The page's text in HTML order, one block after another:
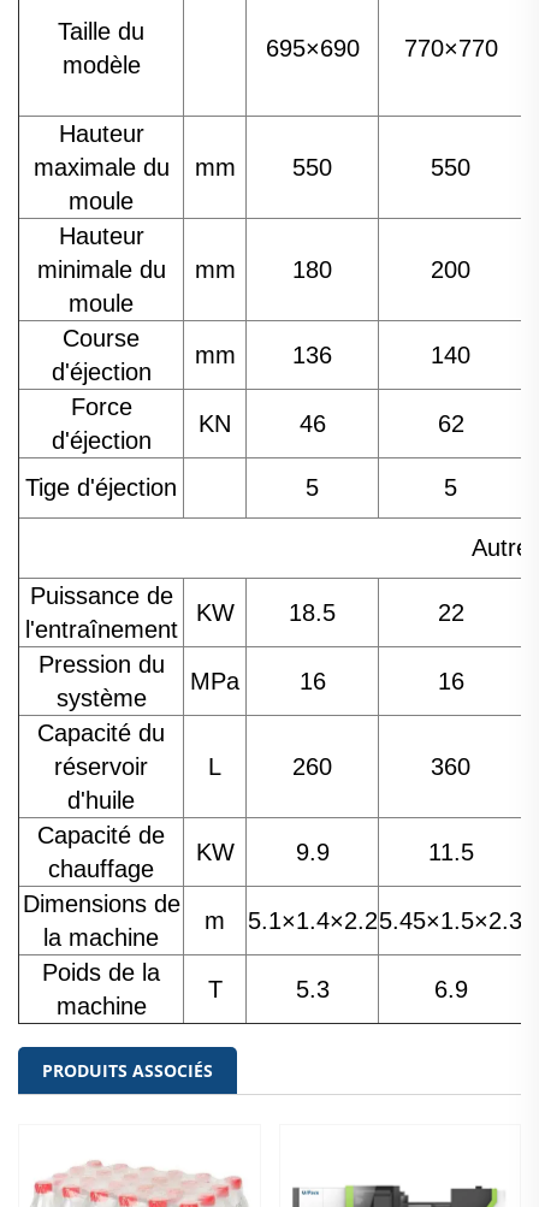
Taille du
modèle
695×690 770×770
Hauteur
maximale du
moule
mm 550 550
Hauteur
minimale du
moule
mm 180 200
Course
d'éjection
mm 136
140
Force
d'éjection
KN 46 62
Tige d'éjection 5 5
Puissance de
l'entraînement
KW 18.5
22
Pression du
système
MPa 16
16
Capacité du
réservoir
d'huile
L 260 360
Capacité de
chauffage
KW 9.9
11.5
Dimensions de
la machine
m 5.1×1.4×2.25.45×1.5×2.3
Poids de la
machine
T 5.3 6.9
PRODUITS ASSOCIÉS